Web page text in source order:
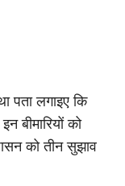
पता लगाइए कि
बीमारियों को
को तीन सुझाव